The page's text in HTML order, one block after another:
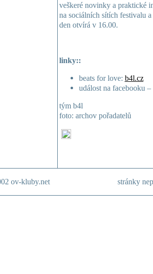
veškeré novinky a praktické
na sociálních sítích festivalu a
den otvírá v 16.00.
linky::
beats for love: b4l.cz
událost na facebooku
tým b4l
foto: archov pořadatelů
ov-kluby.net stránky